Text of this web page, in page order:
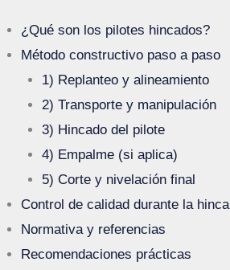
¿Qué son los pilotes hincados?
Método constructivo paso a paso
1) Replanteo y alineamiento
2) Transporte y manipulación
3) Hincado del pilote
4) Empalme (si aplica)
5) Corte y nivelación final
Control de calidad durante la hinca
Normativa y referencias
Recomendaciones prácticas